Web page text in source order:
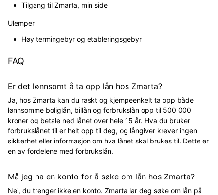
Tilgang til Zmarta, min side
Ulemper
Høy termingebyr og etableringsgebyr
FAQ
Er det lønnsomt å ta opp lån hos Zmarta?
Ja, hos Zmarta kan du raskt og kjempeenkelt ta opp både
lønnsomme boliglån, billån og forbrukslån opp til 500 000
kroner og betale ned lånet over hele 15 år. Hva du bruker
forbrukslånet til er helt opp til deg, og långiver krever ingen
sikkerhet eller informasjon om hva lånet skal brukes til. Dette er
en av fordelene med forbrukslån.
Må jeg ha en konto for å søke om lån hos Zmarta?
Nei, du trenger ikke en konto. Zmarta lar deg søke om lån på